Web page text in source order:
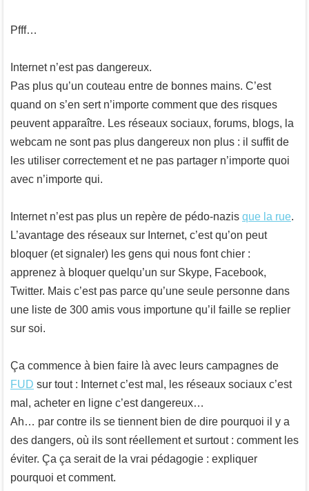
Pfff…
Internet n’est pas dangereux.
Pas plus qu’un couteau entre de bonnes mains. C’est
quand on s’en sert n’importe comment que des risques
peuvent apparaître. Les réseaux sociaux, forums, blogs, la
webcam ne sont pas plus dangereux non plus : il suffit de
les utiliser correctement et ne pas partager n’importe quoi
avec n’importe qui.
Internet n’est pas plus un repère de pédo-nazis que la rue.
L’avantage des réseaux sur Internet, c’est qu’on peut
bloquer (et signaler) les gens qui nous font chier :
apprenez à bloquer quelqu’un sur Skype, Facebook,
Twitter. Mais c’est pas parce qu’une seule personne dans
une liste de 300 amis vous importune qu’il faille se replier
sur soi.
Ça commence à bien faire là avec leurs campagnes de
FUD sur tout : Internet c’est mal, les réseaux sociaux c’est
mal, acheter en ligne c’est dangereux…
Ah… par contre ils se tiennent bien de dire pourquoi il y a
des dangers, où ils sont réellement et surtout : comment les
éviter. Ça ça serait de la vrai pédagogie : expliquer
pourquoi et comment.